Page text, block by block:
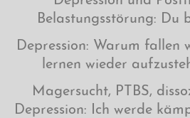
Belastungsstörung: Du
Depression: Warum fallen
lernen wieder
Magersucht, PTBS,
Depression: Ich werde